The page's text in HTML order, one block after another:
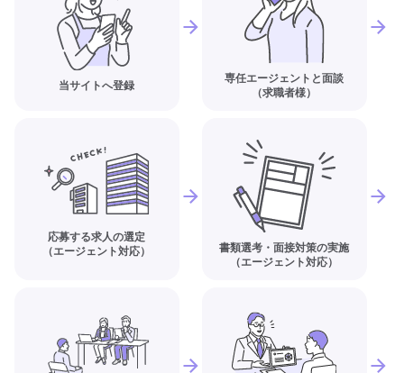
当サイトへ登録
専任エージェントと面談
（求職者様）
応募する求人の選定
（エージェント対応）
書類選考・面接対策の実施
（エージェント対応）